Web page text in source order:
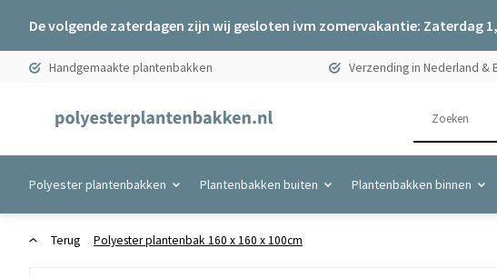
De volgende zaterdagen zijn wij gesloten ivm zomervakantie: Zaterdag
Handgemaakte plantenbakken Verzending in Nederland &
Polyester plantenbakken Plantenbakken buiten Plantenbakken binnen
Terug Polyester plantenbak 160 x 160 x 100cm